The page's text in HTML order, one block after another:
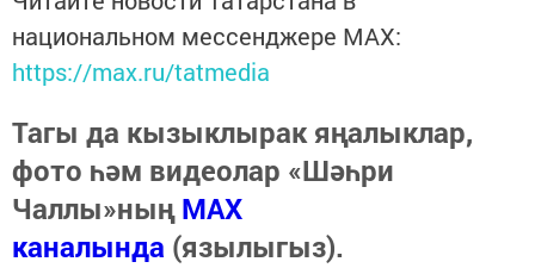
национальном мессенджере MАХ:
https://max.ru/tatmedia
Тагы да кызыклырак яңалыклар,
фото һәм видеолар «Шәһри
Чаллы»ныңMAX
каналында (язылыгыз).